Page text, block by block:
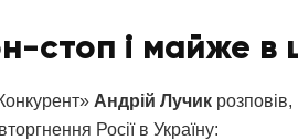
стоп і майже в
Андрій Лучик
Росії в Україну: